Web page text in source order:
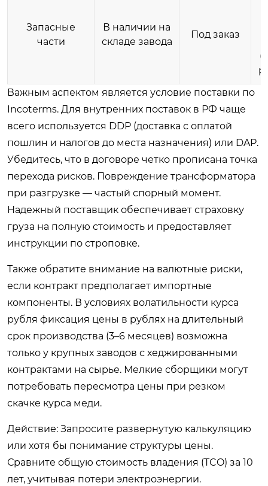
Запасные
части
В наличии на
складе завода
Под заказ
Важным аспектом является условие поставки по
Incoterms. Для внутренних поставок в РФ чаще
всего используется DDP (доставка с оплатой
пошлин и налогов до места назначения) или DAP.
Убедитесь, что в договоре четко прописана точка
перехода рисков. Повреждение трансформатора
при разгрузке — частый спорный момент.
Надежный поставщик обеспечивает страховку
груза на полную стоимость и предоставляет
инструкции по строповке.
Также обратите внимание на валютные риски,
если контракт предполагает импортные
компоненты. В условиях волатильности курса
рубля фиксация цены в рублях на длительный
срок производства (3–6 месяцев) возможна
только у крупных заводов с хеджированными
контрактами на сырье. Мелкие сборщики могут
потребовать пересмотра цены при резком
скачке курса меди.
Действие: Запросите развернутую калькуляцию
или хотя бы понимание структуры цены.
Сравните общую стоимость владения (TCO) за 10
лет, учитывая потери электроэнергии.